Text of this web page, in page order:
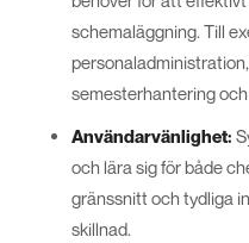
schemaläggning. Till
semesterhantering och
Användarvänlighet:
och lära sig för både
gränssnitt och tydliga
skillnad.